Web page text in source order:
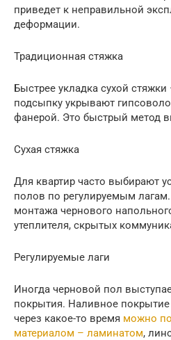
приведет к неправильной
деформации.
Традиционная стяжка
Быстрее укладка сухой
подсыпку укрывают
фанерой. Это быстрый метод
Сухая стяжка
Для квартир часто выбирают
полов по регулируемым
монтажа чернового
утеплителя, скрытых
Регулируемые лаги
Иногда черновой пол
покрытия. Наливное
через какое-то время можно
материалом – ламинатом,